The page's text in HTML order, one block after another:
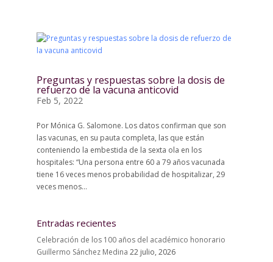
Preguntas y respuestas sobre la dosis de
refuerzo de la vacuna anticovid
Feb 5, 2022
Por Mónica G. Salomone. Los datos confirman que son
las vacunas, en su pauta completa, las que están
conteniendo la embestida de la sexta ola en los
hospitales: “Una persona entre 60 a 79 años vacunada
tiene 16 veces menos probabilidad de hospitalizar, 29
veces menos...
Entradas recientes
Celebración de los 100 años del académico honorario
Guillermo Sánchez Medina 22 julio, 2026